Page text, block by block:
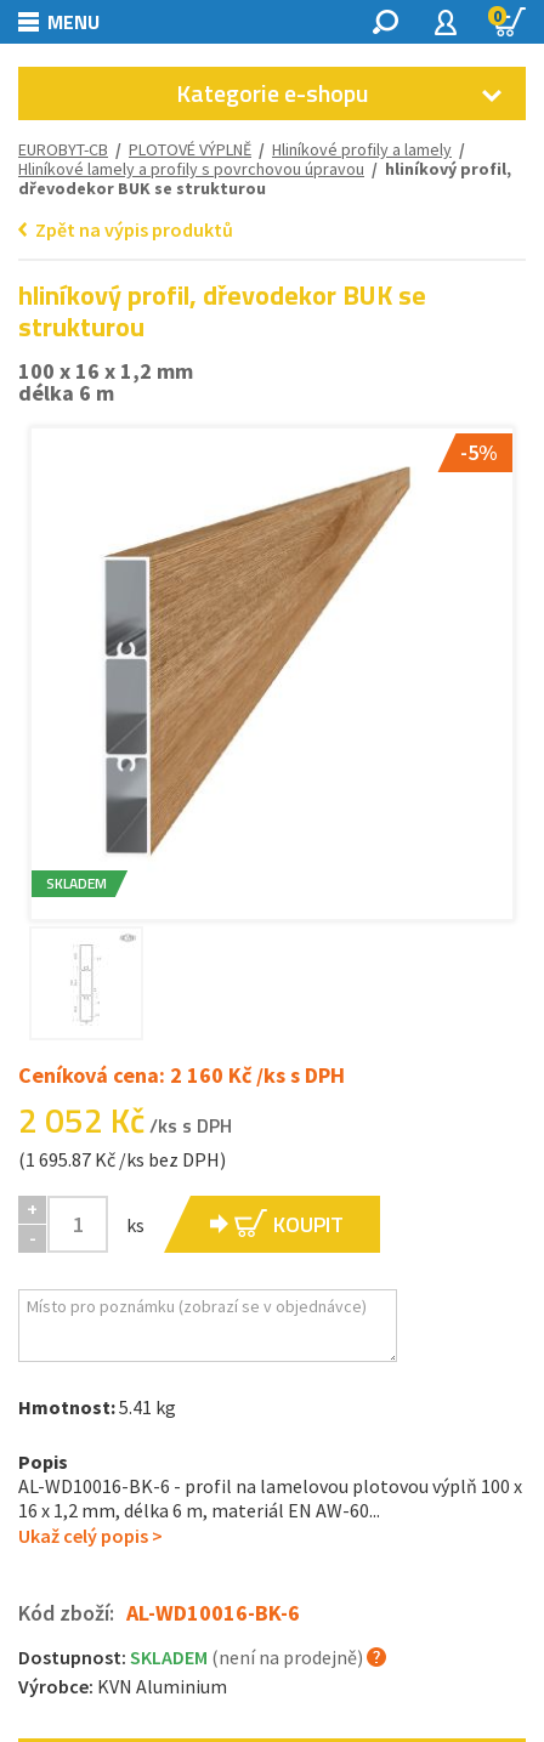
MENU 0
Kategorie e-shopu
EUROBYT-CB / PLOTOVÉ VÝPLNĚ / Hliníkové profily a lamely /
Hliníkové lamely a profily s povrchovou úpravou / hliníkový profil,
dřevodekor BUK se strukturou
Zpět na výpis produktů
hliníkový profil, dřevodekor BUK se
strukturou
100 x 16 x 1,2 mm
délka 6 m
-5%
SKLADEM
Ceníková cena: 2 160 Kč /ks s DPH
2 052 Kč/ks s DPH
(1 695.87 Kč /ks bez DPH)
+
-
ks KOUPIT
Hmotnost:5.41 kg
Popis
AL-WD10016-BK-6 - profil na lamelovou plotovou výplň 100 x
16 x 1,2 mm, délka 6 m, materiál EN AW-60...
Ukaž celý popis >
Kód zboží: AL-WD10016-BK-6
Dostupnost: SKLADEM (není na prodejně)
Výrobce: KVN Aluminium